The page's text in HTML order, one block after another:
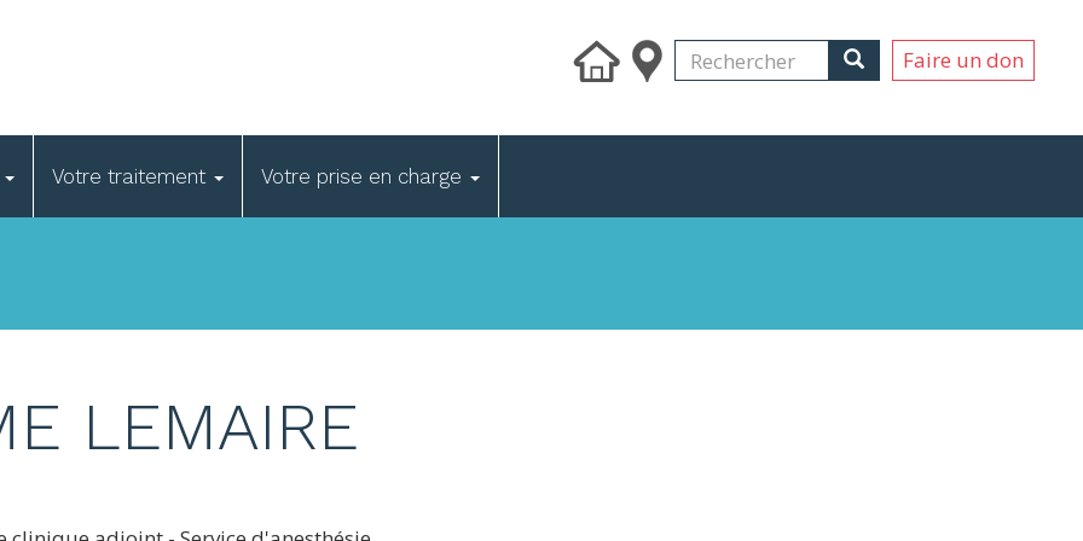
Search
Rechercher RechercherFaire un don
Votre traitement Votre prise en charge
LEMAIRE